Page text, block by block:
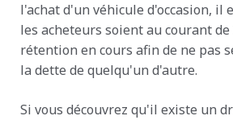
l'achat d'un véhicule d'occasion, il
les acheteurs soient au courant
rétention en cours afin de ne pas
la dette de quelqu'un d'autre.
Si vous découvrez qu'il existe un